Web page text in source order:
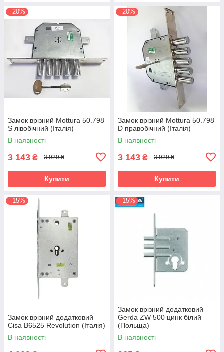
–20%
Замок врізний Mottura 50.798
S лівобічний (Італія)
В наявності
3 143 ₴ 3 929 ₴
Купити
–20%
Замок врізний Mottura 50.798
D правобічний (Італія)
В наявності
3 143 ₴ 3 929 ₴
Купити
–15%
Замок врізний додатковий
Cisa B6525 Revolution (Італія)
В наявності
–15%
Замок врізний додатковий
Gerda ZW 500 цинк білий
(Польща)
В наявності